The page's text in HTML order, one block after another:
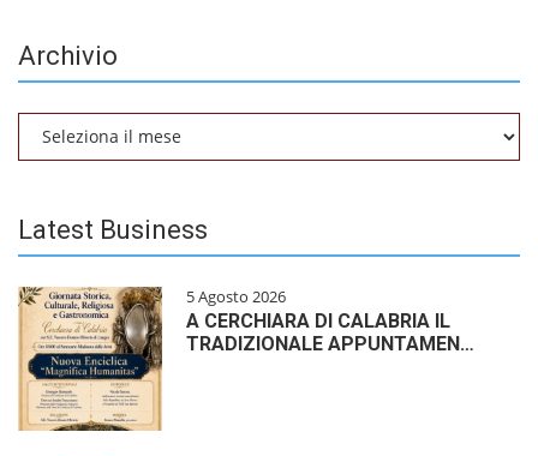
Archivio
Latest Business
5 Agosto 2026
A CERCHIARA DI CALABRIA IL
TRADIZIONALE APPUNTAMEN…